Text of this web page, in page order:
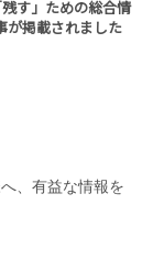
す」ための総合情
が掲載されました
、有益な情報を